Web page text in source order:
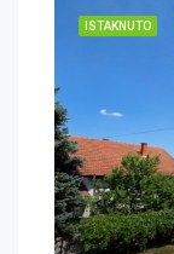
ISTAKNUTO